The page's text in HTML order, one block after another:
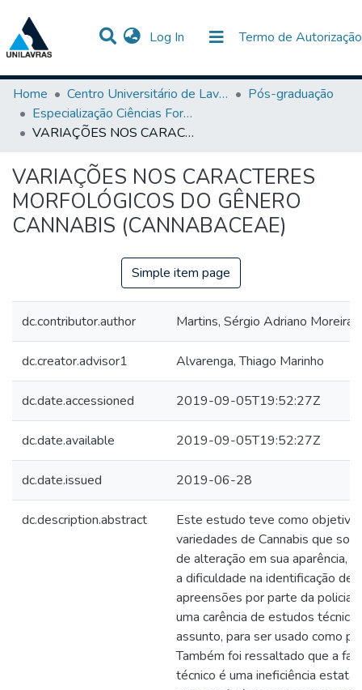
Log In (current) Termo de Autorização
Communities & Collections
Statistics
All of DSpace
Home
Centro Universitário de Lavras-UNILAVRAS
Pós-graduação
Especialização Ciências Forenses
VARIAÇÕES NOS CARACTERES MORFOLÓGICOS DO GÊNERO CANNABIS (CANNABACEAE)
VARIAÇÕES NOS CARACTERES
MORFOLÓGICOS DO GÊNERO
CANNABIS (CANNABACEAE)
Simple item page
dc.contributor.author Martins, Sérgio Adriano Moreira
dc.creator.advisor1 Alvarenga, Thiago Marinho
dc.date.accessioned 2019-09-05T19:52:27Z
dc.date.available 2019-09-05T19:52:27Z
dc.date.issued 2019-06-28
dc.description.abstract
Este estudo teve como objetivo
variedades de Cannabis que
de alteração em sua aparência,
a dificuldade na identificação de
apreensões por parte da policia,
uma carência de estudos
assunto, para ser usado como
Também foi ressaltado que a
técnico é uma ineficiência